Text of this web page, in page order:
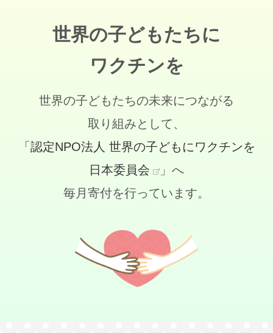
世界の子どもたちに
ワクチンを
世界の子どもたちの未来につながる
取り組みとして、
「認定NPO法人 世界の子どもにワクチンを
日本委員会
」へ
毎月寄付を行っています。